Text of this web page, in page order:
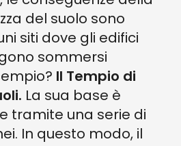
del suolo sono
siti dove gli edifici
sommersi
Il Tempio di
La sua base è
tramite una serie di
In questo modo, il